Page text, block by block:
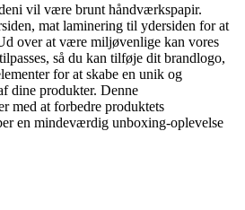
vil være brunt håndværkspapir.
mat laminering til ydersiden for at
over at være miljøvenlige kan vores
så du kan tilføje dit brandlogo,
for at skabe en unik og
dine produkter. Denne
med at forbedre produktets
en mindeværdig unboxing-oplevelse